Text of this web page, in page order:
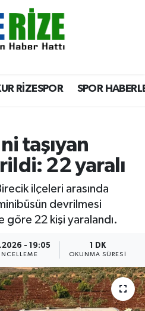
RİZESPOR SPOR
taşıyan
22 yaralı
ilçeleri arasında
devrilmesi
göre 22 kişi yaralandı.
- 19:05 1 DK
OKUNMA SÜRESI
Haritası
ve Fikstür